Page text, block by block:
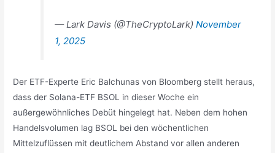
— Lark Davis (@TheCryptoLark)November
1, 2025
Der ETF-Experte Eric Balchunas von Bloomberg stellt heraus,
dass der Solana-ETF BSOL in dieser Woche ein
außergewöhnliches Debüt hingelegt hat. Neben dem hohen
Handelsvolumen lag BSOL bei den wöchentlichen
Mittelzuflüssen mit deutlichem Abstand vor allen anderen